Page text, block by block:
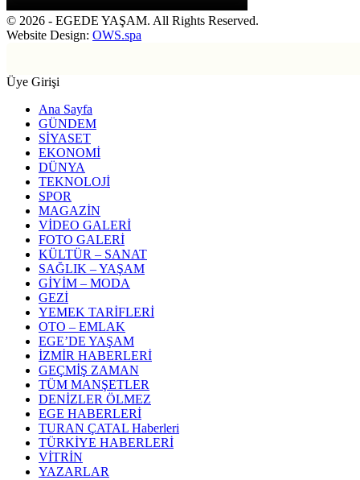
© 2026 - EGEDE YAŞAM. All Rights Reserved.
Website Design: OWS.spa
Üye Girişi
Ana Sayfa
GÜNDEM
SİYASET
EKONOMİ
DÜNYA
TEKNOLOJİ
SPOR
MAGAZİN
VİDEO GALERİ
FOTO GALERİ
KÜLTÜR – SANAT
SAĞLIK – YAŞAM
GİYİM – MODA
GEZİ
YEMEK TARİFLERİ
OTO – EMLAK
EGE’DE YAŞAM
İZMİR HABERLERİ
GEÇMİŞ ZAMAN
TÜM MANŞETLER
DENİZLER ÖLMEZ
EGE HABERLERİ
TURAN ÇATAL Haberleri
TÜRKİYE HABERLERİ
VİTRİN
YAZARLAR